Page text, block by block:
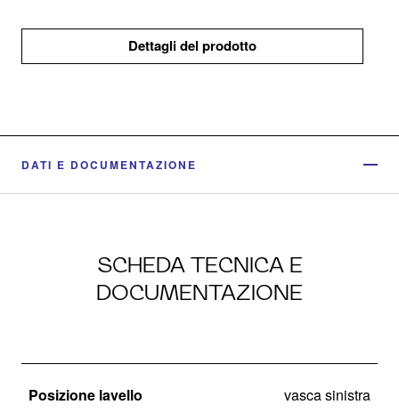
Dettagli del prodotto
DATI E DOCUMENTAZIONE
SCHEDA TECNICA E
DOCUMENTAZIONE
Posizione lavello vasca sinistra